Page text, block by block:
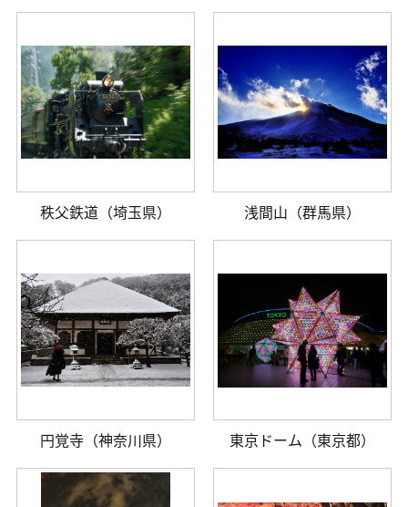
秩父鉄道（埼玉県） 浅間山（群馬県）
円覚寺（神奈川県） 東京ドーム（東京都）